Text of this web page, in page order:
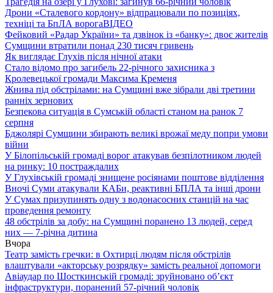
Дрони «Сталевого кордону» відпрацювали по позиціях,
техніці та БпЛА ворогаВІДЕО
Фейковий «Радар України» та дзвінок із «банку»: двоє жителів
Сумщини втратили понад 230 тисяч гривень
Як виглядає Глухів після нічної атаки
Стало відомо про загибель 22-річного захисника з
Кролевецької громади Максима Кременя
Жнива під обстрілами: на Сумщині вже зібрали дві третини
ранніх зернових
Безпекова ситуація в Сумській області станом на ранок 7
серпня
Бджолярі Сумщини збирають великі врожаї меду попри умови
війни
У Білопільській громаді ворог атакував безпілотником людей
на ринку: 10 постраждалих
У Глухівській громаді знищене росіянами поштове відділення
Вночі Суми атакували КАБи, реактивні БПЛА та інші дрони
У Сумах призупинять одну з водонасосних станцій на час
проведення ремонту
48 обстрілів за добу: на Сумщині поранено 13 людей, серед
них — 7-річна дитина
Вчора
Театр замість гречки: в Охтирці людям після обстрілів
влаштували «акторську розрядку» замість реальної допомоги
Авіаудар по Шосткинській громаді: зруйновано об’єкт
інфраструктури, поранений 57-річний чоловік